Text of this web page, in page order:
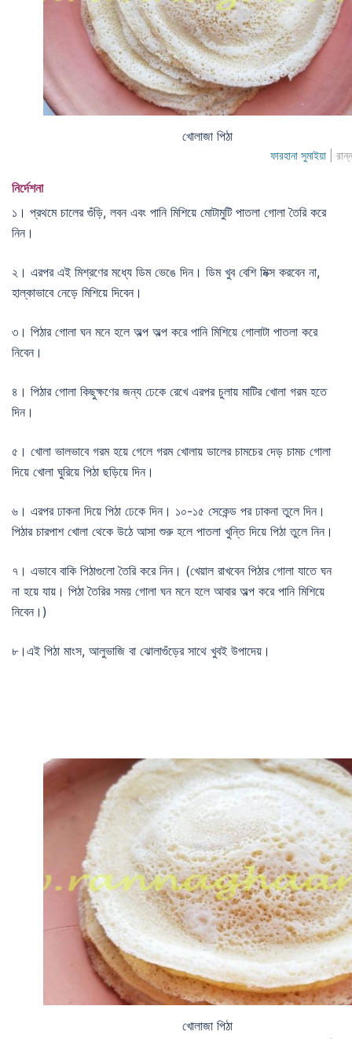
খোলাজা পিঠা
ফারহানা সুমাইয়া |
নির্দেশনা
১। প্রথমে চালের গুঁড়ি, লবন এবং পানি মিশিয়ে মোটামুটি পাতলা গোলা তৈরি করে
নিন।
২। এরপর এই মিশ্রণের মধ্যে ডিম ভেঙে দিন। ডিম খুব বেশি মিক্স করবেন না,
হাল্কাভাবে নেড়ে মিশিয়ে দিবেন।
৩। পিঠার গোলা ঘন মনে হলে অল্প অল্প করে পানি মিশিয়ে গোলাটা পাতলা করে
নিবেন।
৪। পিঠার গোলা কিছুক্ষণের জন্য ঢেকে রেখে এরপর চুলায় মাটির খোলা গরম হতে
দিন।
৫। খোলা ভালভাবে গরম হয়ে গেলে গরম খোলায় ডালের চামচের দেড় চামচ গোলা
দিয়ে খোলা ঘুরিয়ে পিঠা ছড়িয়ে দিন।
৬। এরপর ঢাকনা দিয়ে পিঠা ঢেকে দিন। ১০-১৫ সেকেন্ড পর ঢাকনা তুলে দিন।
পিঠার চারপাশ খোলা থেকে উঠে আসা শুরু হলে পাতলা খুন্তি দিয়ে পিঠা তুলে নিন।
৭। এভাবে বাকি পিঠাগুলো তৈরি করে নিন। (খেয়াল রাখবেন পিঠার গোলা যাতে ঘন
না হয়ে যায়। পিঠা তৈরির সময় গোলা ঘন মনে হলে আবার অল্প করে পানি মিশিয়ে
নিবেন।)
৮।এই পিঠা মাংস, আলুভাজি বা ঝোলাগুঁড়ের সাথে খুবই উপাদেয়।
খোলাজা পিঠা